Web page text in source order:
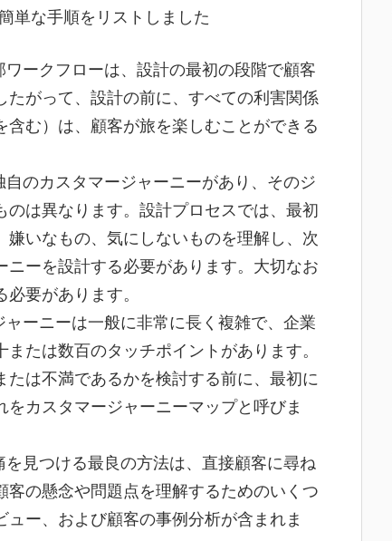
単な手順をリストしました
ークフローは、設計の最初の段階で顧客
がって、設計の前に、すべての利害関係
む）は、顧客が旅を楽しむことができる
のカスタマージャーニーがあり、そのジ
は異なります。設計プロセスでは、最初
いなもの、気にしないものを理解し、次
ーを設計する必要があります。大切なお
要があります。
ーニーは一般に非常に長く複雑で、企業
たは数百のタッチポイントがあります。
は不満であるかを検討する前に、最初に
カスタマージャーニーマップと呼びま
見つける最良の方法は、直接顧客に尋ね
の懸念や問題点を理解するためのいくつ
ー、および顧客の事例分析が含まれま